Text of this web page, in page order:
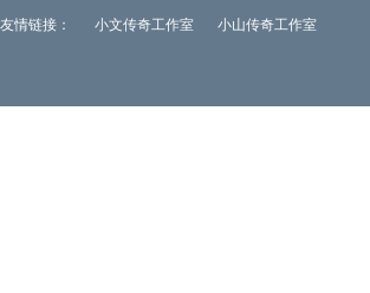
友情链接： 小文传奇工作室 小山传奇工作室